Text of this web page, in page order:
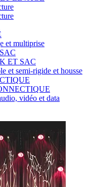
et multiprise
ET SAC
et semi-rigide et housse
vidéo et data